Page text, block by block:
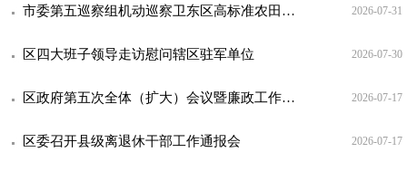
市委第五巡察组机动巡察卫东区高标准农田建设突出问题情况反馈会召开 2026-07-31
区四大班子领导走访慰问辖区驻军单位 2026-07-30
区政府第五次全体（扩大）会议暨廉政工作会议召开 2026-07-17
区委召开县级离退休干部工作通报会 2026-07-17